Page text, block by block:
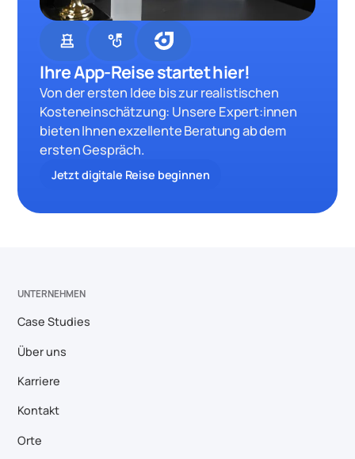
chess strategy
Ihre App-Reise startet hier!
Von der ersten Idee bis zur realistischen
Kosteneinschätzung: Unsere Expert:innen
bieten Ihnen exzellente Beratung ab dem
ersten Gespräch.
Jetzt digitale Reise beginnen
UNTERNEHMEN
Case Studies
Über uns
Karriere
Kontakt
Orte